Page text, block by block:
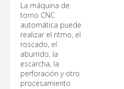
La máquina de
torno CNC
automática puede
realizar el ritmo, el
roscado, el
aburrido, la
escarcha, la
perforación y otro
procesamiento